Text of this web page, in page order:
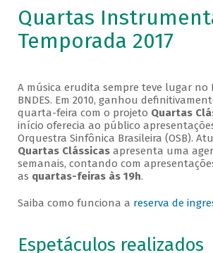
Quartas
Temporada 2017
A música erudita sempre teve lugar no
BNDES. Em 2010, ganhou
quarta-feira com o projeto Quartas
início oferecia ao público
Orquestra Sinfônica Brasileira (OSB).
Quartas Clássicasapresenta uma
semanais, contando com
as quartas-feiras às 19h.
Saiba como funciona a reserva de
Espetáculos realizados